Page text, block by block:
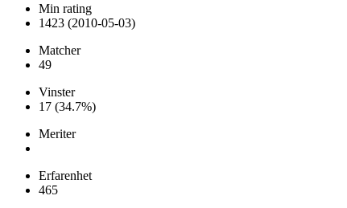
Min rating
1423 (2010-05-03)
Matcher
49
Vinster
17 (34.7%)
Meriter
Erfarenhet
465